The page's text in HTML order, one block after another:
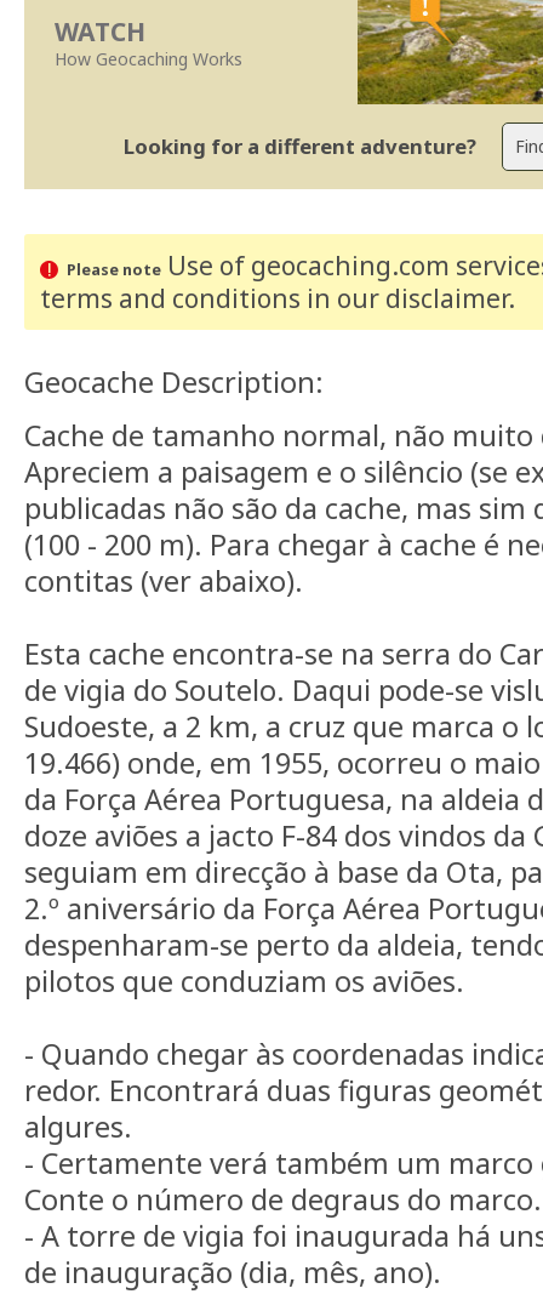
WATCH
How Geocaching Works
Looking for a different adventure?
Please noteUse of geocaching.com
terms and conditions in our disclaimer.
Geocache Description:
Cache de tamanho normal, não
Apreciem a paisagem e o silêncio (se
publicadas não são da cache, mas
(100 - 200 m). Para chegar à cache é
contitas (ver abaixo).
Esta cache encontra-se na serra do
de vigia do Soutelo. Daqui pode-se
Sudoeste, a 2 km, a cruz que marca o
19.466) onde, em 1955, ocorreu o
da Força Aérea Portuguesa, na aldeia
doze aviões a jacto F-84 dos vindos da
seguiam em direcção à base da Ota,
2.º aniversário da Força Aérea
despenharam-se perto da aldeia,
pilotos que conduziam os aviões.
- Quando chegar às coordenadas
redor. Encontrará duas figuras
algures.
- Certamente verá também um marco
Conte o número de degraus do marco.
- A torre de vigia foi inaugurada há
de inauguração (dia, mês, ano).